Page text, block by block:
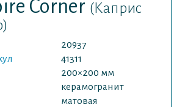
Corner (Каприс
20937
41311
200×200 мм
керамогранит
матовая